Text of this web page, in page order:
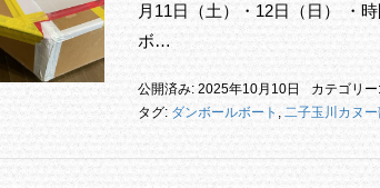
月11日（土）・12日（日） ・
ボ…
公開済み: 2025年10月10日 カテゴリー:
タグ: ダンボールボート , 二子玉川カヌ